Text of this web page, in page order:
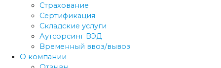
Страхование
Сертификация
Складские услуги
Аутсорсинг ВЭД
Временный ввоз/вывоз
О компании